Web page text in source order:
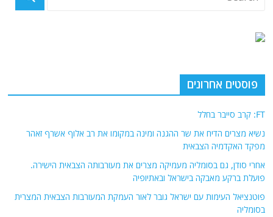
פוסטים אחרונים
FT: קרב סייבר בחלל
נשיא מצרים הדיח את שר ההגנה ומינה במקומו את רב אלוף אשרף זאהר
מפקד האקדמיה הצבאית
אחרי סודן, גם בסומליה מעמיקה מצרים את מעורבותה הצבאית הישירה.
פועלת ברקע מאבקה בישראל ובאתיופיה
פוטנציאל העימות עם ישראל גובר לאור העמקת המעורבות הצבאית המצרית
בסומליה